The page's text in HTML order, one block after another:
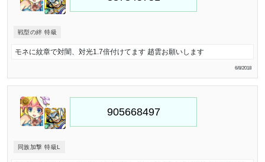
戦型の絆 特級
モネに紋章で対闇、対光1.7倍付けてます 趙雲お願いします
6/8/2018
同族加撃 特級L